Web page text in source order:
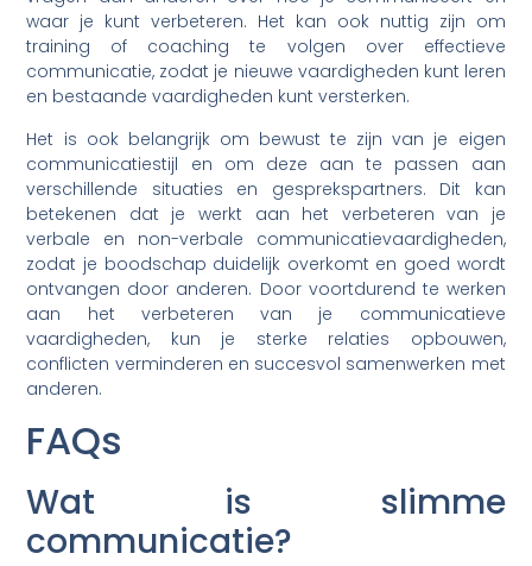
waar je kunt verbeteren. Het kan ook nuttig zijn om
training of coaching te volgen over effectieve
communicatie, zodat je nieuwe vaardigheden kunt leren
en bestaande vaardigheden kunt versterken.
Het is ook belangrijk om bewust te zijn van je eigen
communicatiestijl en om deze aan te passen aan
verschillende situaties en gesprekspartners. Dit kan
betekenen dat je werkt aan het verbeteren van je
verbale en non-verbale communicatievaardigheden,
zodat je boodschap duidelijk overkomt en goed wordt
ontvangen door anderen. Door voortdurend te werken
aan het verbeteren van je communicatieve
vaardigheden, kun je sterke relaties opbouwen,
conflicten verminderen en succesvol samenwerken met
anderen.
FAQs
Wat is slimme
communicatie?